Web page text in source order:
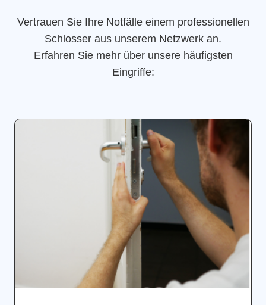
Vertrauen Sie Ihre Notfälle einem professionellen
Schlosser aus unserem Netzwerk an.
Erfahren Sie mehr über unsere häufigsten
Eingriffe: